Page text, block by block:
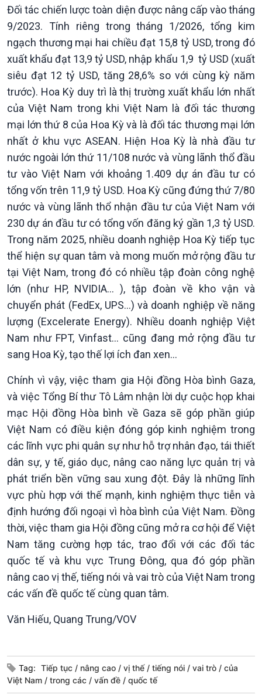
Văn hoá & Du lịch
Tin Văn hoá & Du lịch
Chát với người nổi tiếng
Câu chuyện Thể thao
Multimedia
Ảnh
Video
Infographic
E-Magazine
Podcast
Góc nhìn VOV1
Bình luận
10 phút Sự kiện - Luận bàn
Câu chuyện thời sự
Dòng chảy sự kiện
Đối thoại
Diễn đàn chủ nhật
Chuyện đêm
Đối tác chiến lược toàn diện được nâng cấp vào tháng
9/2023. Tính riêng trong tháng 1/2026, tổng kim
ngạch thương mại hai chiều đạt 15,8 tỷ USD, trong đó
xuất khẩu đạt 13,9 tỷ USD, nhập khẩu 1,9 tỷ USD (xuất
siêu đạt 12 tỷ USD, tăng 28,6% so với cùng kỳ năm
trước). Hoa Kỳ duy trì là thị trường xuất khẩu lớn nhất
của Việt Nam trong khi Việt Nam là đối tác thương
mại lớn thứ 8 của Hoa Kỳ và là đối tác thương mại lớn
nhất ở khu vực ASEAN. Hiện Hoa Kỳ là nhà đầu tư
nước ngoài lớn thứ 11/108 nước và vùng lãnh thổ đầu
tư vào Việt Nam với khoảng 1.409 dự án đầu tư có
tổng vốn trên 11,9 tỷ USD. Hoa Kỳ cũng đứng thứ 7/80
nước và vùng lãnh thổ nhận đầu tư của Việt Nam với
230 dự án đầu tư có tổng vốn đăng ký gần 1,3 tỷ USD.
Trong năm 2025, nhiều doanh nghiệp Hoa Kỳ tiếp tục
thể hiện sự quan tâm và mong muốn mở rộng đầu tư
tại Việt Nam, trong đó có nhiều tập đoàn công nghệ
lớn (như HP, NVIDIA… ), tập đoàn về kho vận và
chuyển phát (FedEx, UPS…) và doanh nghiệp về năng
lượng (Excelerate Energy). Nhiều doanh nghiệp Việt
Nam như FPT, Vinfast… cũng đang mở rộng đầu tư
sang Hoa Kỳ, tạo thế lợi ích đan xen…
Chính vì vậy, việc tham gia Hội đồng Hòa bình Gaza,
và việc Tổng Bí thư Tô Lâm nhận lời dự cuộc họp khai
mạc Hội đồng Hòa bình về Gaza sẽ góp phần giúp
Việt Nam có điều kiện đóng góp kinh nghiệm trong
các lĩnh vực phi quân sự như hỗ trợ nhân đạo, tái thiết
dân sự, y tế, giáo dục, nâng cao năng lực quản trị và
phát triển bền vững sau xung đột. Đây là những lĩnh
vực phù hợp với thế mạnh, kinh nghiệm thực tiễn và
định hướng đối ngoại vì hòa bình của Việt Nam. Đồng
thời, việc tham gia Hội đồng cũng mở ra cơ hội để Việt
Nam tăng cường hợp tác, trao đổi với các đối tác
quốc tế và khu vực Trung Đông, qua đó góp phần
nâng cao vị thế, tiếng nói và vai trò của Việt Nam trong
các vấn đề quốc tế cùng quan tâm.
Văn Hiếu, Quang Trung/VOV
Tag: Tiếp tục nâng cao vị thế tiếng nói vai trò
của
Việt Nam
trong các vấn đề quốc tế